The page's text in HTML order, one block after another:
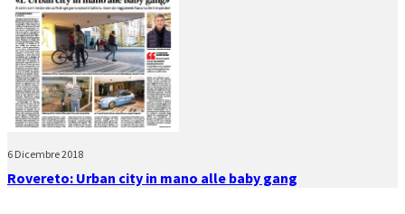
6 Dicembre 2018
Rovereto: Urban city in mano alle baby gang